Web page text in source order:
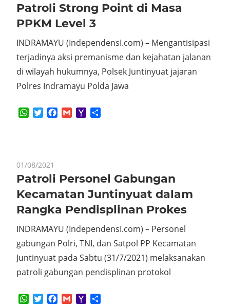
Patroli Strong Point di Masa
PPKM Level 3
INDRAMAYU (IndependensI.com) – Mengantisipasi
terjadinya aksi premanisme dan kejahatan jalanan
di wilayah hukumnya, Polsek Juntinyuat jajaran
Polres Indramayu Polda Jawa
WhatsApp
TwitterFacebook
GmailYahoo
01/08/2021
Patroli Personel Gabungan
Kecamatan Juntinyuat dalam
Rangka Pendisplinan Prokes
INDRAMAYU (IndependensI.com) – Personel
gabungan Polri, TNI, dan Satpol PP Kecamatan
Juntinyuat pada Sabtu (31/7/2021) melaksanakan
patroli gabungan pendisplinan protokol
WhatsApp
TwitterFacebook
GmailYahoo